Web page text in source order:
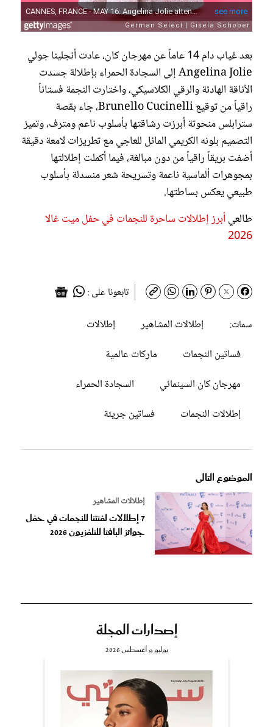
بعد غياب دام 14 عاماً عن مهرجان كان، عادت أنجلينا جولي
Angelina Jolie إلى السجادة الحمراء بإطلالة جسدت
الأناقة الهادئة والرقي الكلاسيكي، واختارت النجمة فستاناً
راقياً من توقيع Brunello Cucinelli، جاء بقصة
سترابلس منحوتة أبرزت رشاقتها بأسلوب ناعم ومترف، وتميز
التصميم بلونه الكريمي المائل للعاجي مع تطريزات لامعة دقيقة
أضفت بريقاً راقياً من دون مبالغة، فيما أكملت إطلالتها
بمجوهرات ألماسية ناعمة وتسريحة شعر منسدلة بأسلوب
طبيعي يعكس بساطتها.
طالعيأبرز إطلالات ساحرة للنجمات في حفل ميت غالا
2026
تابعونا على :
سمات:
إطلالات المشاهير
إطلالات
فساتين النجمات
ماركات عالمية
مهرجان كان السينمائي
السجادة الحمراء
إطلالات النجمات
فساتين جريئة
الموضوع التالى
إطلالات المشاهير
7 إطلالات لفتتنا للنجمات في حفل
جوائز البافتا للتلفزيون 2026
إصدارات المجلة
يوليو و أغسطس 2026